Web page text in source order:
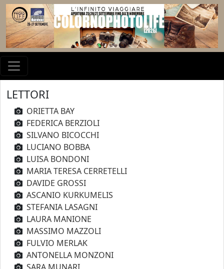
LETTORI
ORIETTA BAY
FEDERICA BERZIOLI
SILVANO BICOCCHI
LUCIANO BOBBA
LUISA BONDONI
MARIA TERESA CERRETELLI
DAVIDE GROSSI
ASCANIO KURKUMELIS
STEFANIA LASAGNI
LAURA MANIONE
MASSIMO MAZZOLI
FULVIO MERLAK
ANTONELLA MONZONI